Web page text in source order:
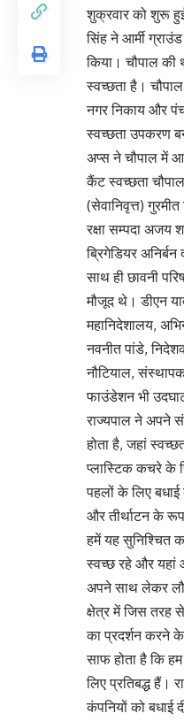
शुक्रवार को शुरू
सिंह ने आर्मी
किया। चौपाल
स्वच्छता है।
नगर निकाय और
स्वच्छता उपकरण
अप्स ने चौपाल में
कैंट स्वच्छता
(सेवानिवृत्त)
रक्षा सम्पदा अजय
ब्रिगेडियर
साथ ही छावनी
मौजूद थे। डीएन
महानिदेशालय,
नवनीत पांडे,
नौटियाल,
फाउंडेशन भी
राज्यपाल ने अपने
होता है, जहां
प्लास्टिक कचरे के
पहलों के लिए बधाई
और तीर्थाटन के रूप
हमें यह सुनिश्चित
स्वच्छ रहे और यहां
अपने साथ लेकर
क्षेत्र में जिस तरह
का प्रदर्शन करने
साफ होता है कि
लिए प्रतिबद्ध हैं।
कंपनियों को बधाई